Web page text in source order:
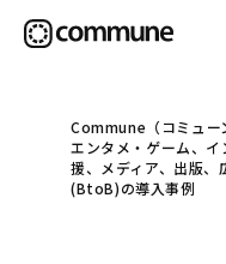
Communeにつ
Commune（コミュー
エンタメ・ゲーム、
援、メディア、出版
(BtoB)の導入事例